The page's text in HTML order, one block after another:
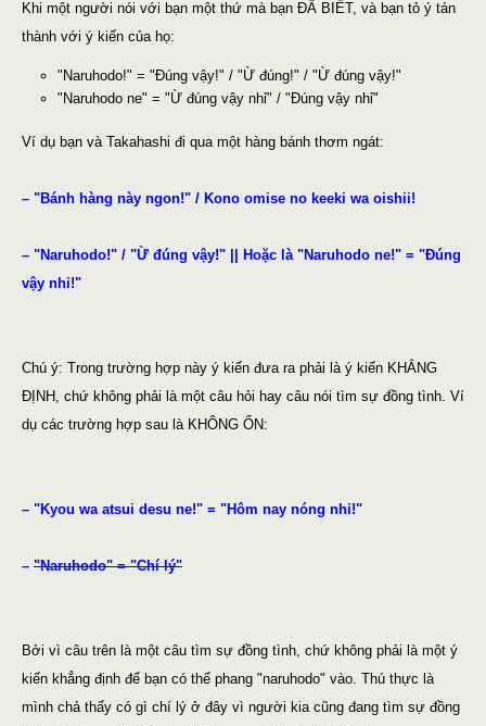
Khi một người nói với bạn một thứ mà bạn ĐÃ BIẾT, và bạn tỏ ý tán
thành với ý kiến của họ:
"Naruhodo!" = "Đúng vậy!" / "Ừ đúng!" / "Ừ đúng vậy!"
"Naruhodo ne" = "Ừ đúng vậy nhỉ" / "Đúng vậy nhỉ"
Ví dụ bạn và Takahashi đi qua một hàng bánh thơm ngát:
– "Bánh hàng này ngon!" / Kono omise no keeki wa oishii!
– "Naruhodo!" / "Ừ đúng vậy!" || Hoặc là "Naruhodo ne!" = "Đúng
vậy nhỉ!"
Chú ý: Trong trường hợp này ý kiến đưa ra phải là ý kiến KHẲNG
ĐỊNH, chứ không phải là một câu hỏi hay câu nói tìm sự đồng tình. Ví
dụ các trường hợp sau là KHÔNG ỔN:
– "Kyou wa atsui desu ne!" = "Hôm nay nóng nhỉ!"
– "Naruhodo" = "Chí lý"
Bởi vì câu trên là một câu tìm sự đồng tình, chứ không phải là một ý
kiến khẳng định để bạn có thể phang "naruhodo" vào. Thú thực là
mình chả thấy có gì chí lý ở đây vì người kia cũng đang tìm sự đồng